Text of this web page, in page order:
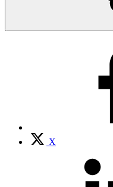
X